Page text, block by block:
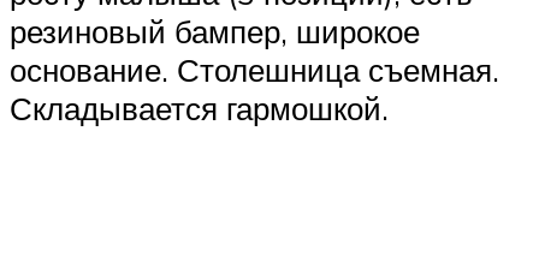
резиновый бампер, широкое
основание. Столешница съемная.
Складывается гармошкой.